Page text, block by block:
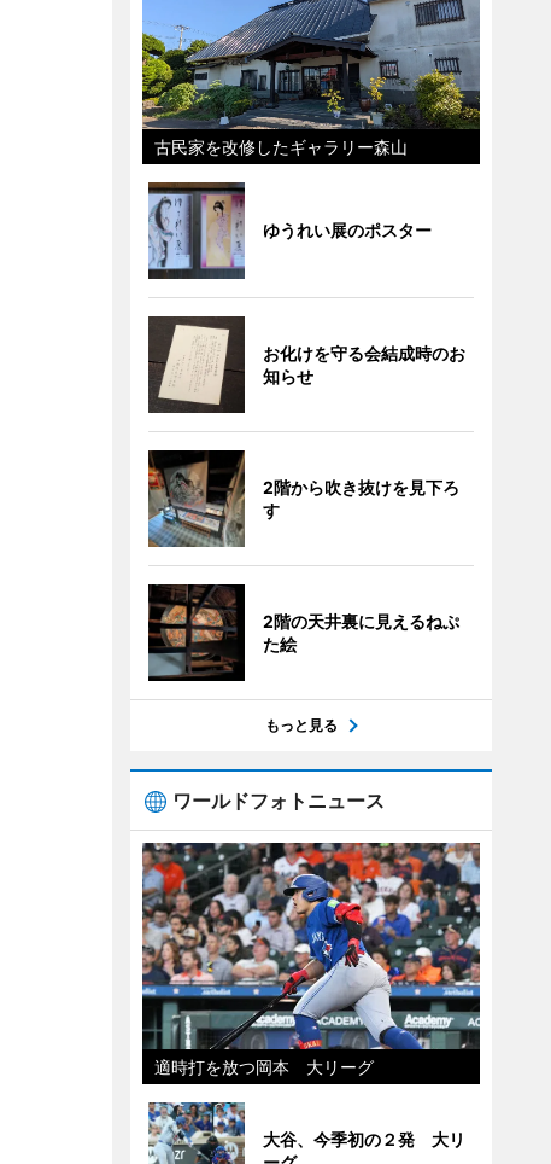
古民家を改修したギャラリー森山
ゆうれい展のポスター
お化けを守る会結成時のお
知らせ
2階から吹き抜けを見下ろ
す
2階の天井裏に見えるねぷ
た絵
もっと見る
ワールドフォトニュース
適時打を放つ岡本 大リーグ
大谷、今季初の２発 大リ